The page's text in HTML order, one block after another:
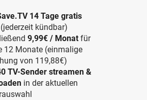
14 Tage gratis
kündbar)
9,99€ / Monat für
12 Monate (einmalige
von 119,88€)
TV-Sender streamen &
in der aktuellen